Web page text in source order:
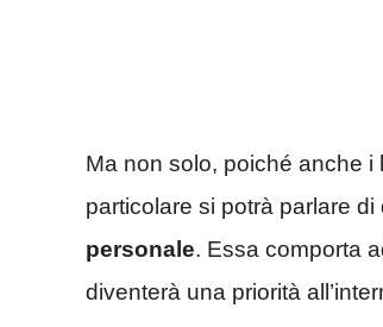
Ma non solo, poiché anche i
particolare si potrà parlare
personale. Essa comporta
diventerà una priorità